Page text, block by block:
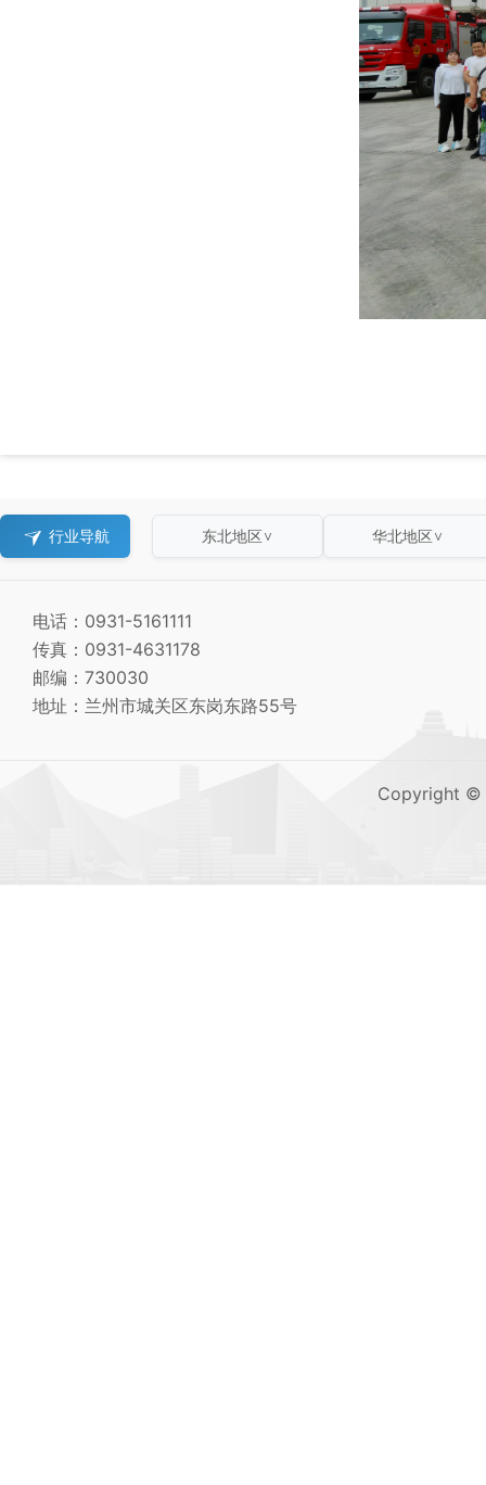
行业导航 东北地区 ∨ 华北地区 ∨
电话：0931-5161111
传真：0931-4631178
邮编：730030
地址：兰州市城关区东岗东路55号
Copyright ©